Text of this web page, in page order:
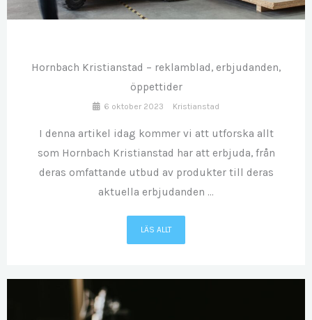
OKT
Hornbach Kristianstad – reklamblad, erbjudanden,
öppettider
6 oktober 2023 Kristianstad
I denna artikel idag kommer vi att utforska allt
som Hornbach Kristianstad har att erbjuda, från
deras omfattande utbud av produkter till deras
aktuella erbjudanden ...
LÄS ALLT